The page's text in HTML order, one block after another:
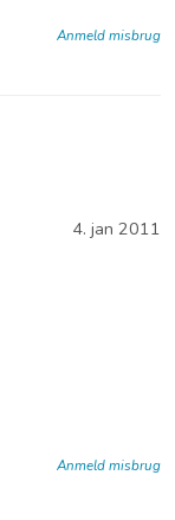
Anmeld misbrug
4. jan 2011
Anmeld misbrug